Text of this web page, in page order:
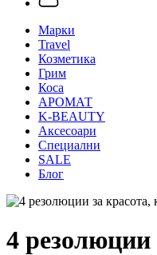
Mарки
Travel
Козметика
Грим
Коса
АРОМАТ
K-BEAUTY
Аксесоари
Специални
SALE
Блог
4 резолюции